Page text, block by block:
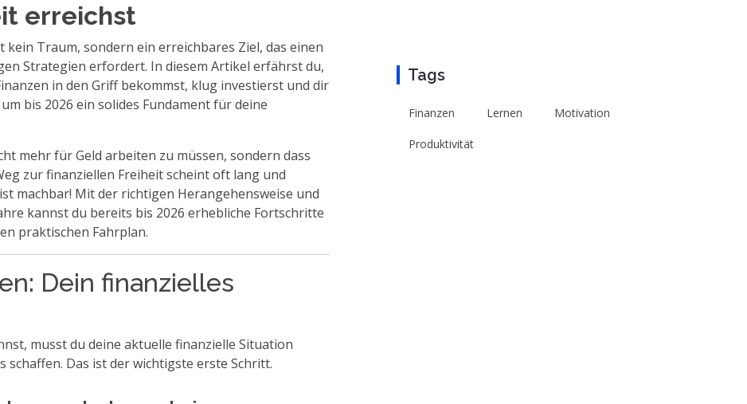
erreichst
kein Traum, sondern ein erreichbares Ziel, das einen
Strategien erfordert. In diesem Artikel erfährst du,
in den Griff bekommst, klug investierst und dir
bis 2026 ein solides Fundament für deine
mehr für Geld arbeiten zu müssen, sondern dass
zur finanziellen Freiheit scheint oft lang und
machbar! Mit der richtigen Herangehensweise und
kannst du bereits bis 2026 erhebliche Fortschritte
praktischen Fahrplan.
Dein finanzielles
musst du deine aktuelle finanzielle Situation
schaffen. Das ist der wichtigste erste Schritt.
Tags
Finanzen Lernen Motivation
Produktivität